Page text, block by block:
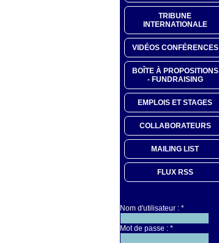
TRIBUNE
INTERNATIONALE
VIDÉOS CONFÉRENCES
BOÎTE À PROPOSITIONS
- FUNDRAISING
EMPLOIS ET STAGES
COLLABORATEURS
MAILING LIST
FLUX RSS
Nom d'utilisateur : *
Mot de passe : *